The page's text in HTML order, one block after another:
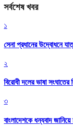
সর্বশেষ খবর
১
সেনা প্রধানের উদ্বোধনে
২
বিরোধী দলের ভাষা
৩
বাংলাদেশকে ধন্যবাদ